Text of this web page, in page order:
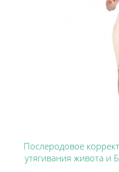
Послеродовое
утягивания живота и